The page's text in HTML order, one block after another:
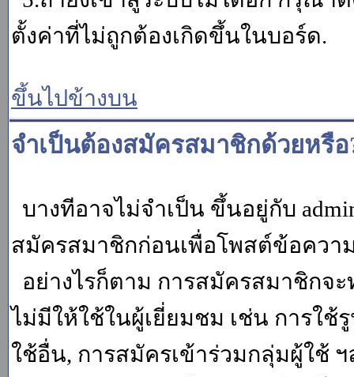
ตั้งค่าที่ไม่ถูกต้องเกิดขึ้นในบอร์ด.
ขึ้นไปข้างบน
จำเป็นต้องสมัครสมาชิกด้วยหรือ
บางทีอาจไม่จำเป็น ขึ้นอยู่กับ
สมัครสมาชิกก่อนเพื่อโพสต์ข้อควา
อย่างไรก็ตาม การสมัครสมาชิก
ไม่มีให้ใช้ในผู้เยี่ยมชม เช่น การใช้
ใช้อื่น, การสมัครเข้าร่วมกลุ่มผู้ใช้ ฯ